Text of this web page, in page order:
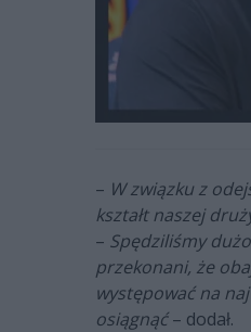
– W związku z
kształt naszej
– Spędziliśmy
przekonani, że
występować na
osiągnąć– dodał.